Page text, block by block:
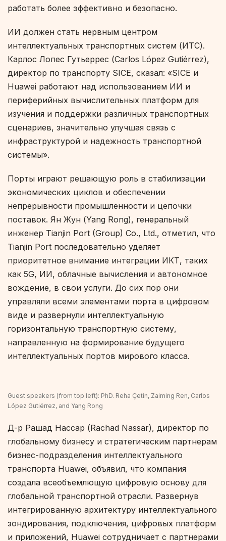
работать более эффективно и безопасно.
ИИ должен стать нервным центром
интеллектуальных транспортных систем (ИТС).
Карлос Лопес Гутьеррес (Carlos López Gutiérrez),
директор по транспорту SICE, сказал: «SICE и
Huawei работают над использованием ИИ и
периферийных вычислительных платформ для
изучения и поддержки различных транспортных
сценариев, значительно улучшая связь с
инфраструктурой и надежность транспортной
системы».
Порты играют решающую роль в стабилизации
экономических циклов и обеспечении
непрерывности промышленности и цепочки
поставок. Ян Жун (Yang Rong), генеральный
инженер Tianjin Port (Group) Co., Ltd., отметил, что
Tianjin Port последовательно уделяет
приоритетное внимание интеграции ИКТ, таких
как 5G, ИИ, облачные вычисления и автономное
вождение, в свои услуги. До сих пор они
управляли всеми элементами порта в цифровом
виде и развернули интеллектуальную
горизонтальную транспортную систему,
направленную на формирование будущего
интеллектуальных портов мирового класса.
Guest speakers (from top left): PhD. Reha Çetin, Zaiming Ren, Carlos
López Gutiérrez, and Yang Rong
Д-р Рашад Нассар (Rachad Nassar), директор по
глобальному бизнесу и стратегическим партнерам
бизнес-подразделения интеллектуального
транспорта Huawei, объявил, что компания
создала всеобъемлющую цифровую основу для
глобальной транспортной отрасли. Развернув
интегрированную архитектуру интеллектуального
зондирования, подключения, цифровых платформ
и приложений, Huawei сотрудничает с партнерами